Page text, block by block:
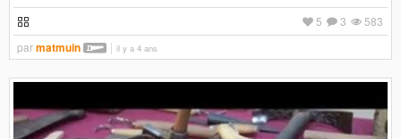
583
3
5
parmatmuin il y a 4 ans